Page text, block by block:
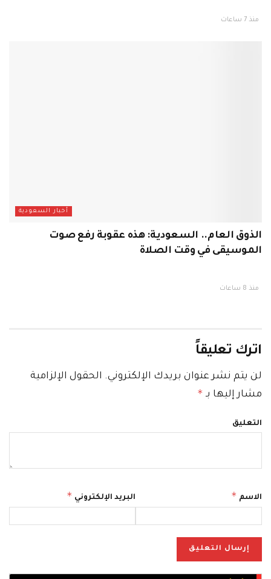
منذ 7 ساعات
أخبار السعودية
الذوق العام.. السعودية: هذه عقوبة رفع صوت
الموسيقى في وقت الصلاة
منذ 8 ساعات
اترك تعليقاً
لن يتم نشر عنوان بريدك الإلكتروني. الحقول الإلزامية
مشار إليها بـ *
التعليق
الاسم * البريد الإلكتروني *